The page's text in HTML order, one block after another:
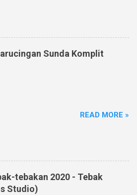
Sunda Komplit
READ MORE »
tebakan 2020 - Tebak
Studio)